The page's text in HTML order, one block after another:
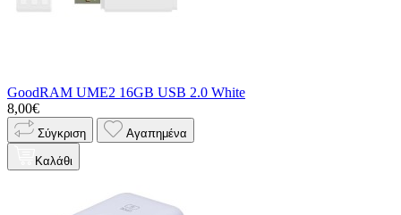
GoodRAM UME2 16GB USB 2.0 White
8,00€
Σύγκριση Αγαπημένα
Καλάθι